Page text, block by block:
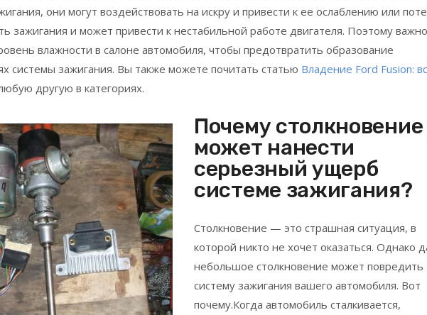
они могут воздействовать на искру и привести к ее ослаблению или
зажигания и может привести к нестабильной работе двигателя. Поэтому важно
влажности в салоне автомобиля, чтобы предотвратить образование
системы зажигания. Вы также можете почитать статью Владение Ford Fusion:
другую в категориях.
Почему столкновение
может нанести
серьезный ущерб
системе зажигания?
Столкновение — это страшная ситуация, в
которой никто не хочет оказаться. Однако
небольшое столкновение может повредить
систему зажигания вашего автомобиля. Вот
почему.Когда автомобиль сталкивается,